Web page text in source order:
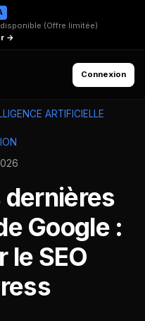
(Offre limitée)
→
Connexion
ARTIFICIELLE
dernières
Google :
le SEO